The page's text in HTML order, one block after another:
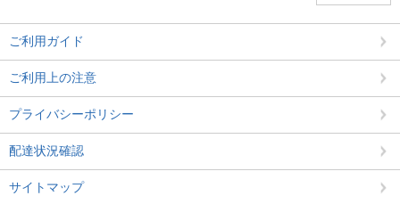
ご利用ガイド
ご利用上の注意
プライバシーポリシー
配達状況確認
サイトマップ